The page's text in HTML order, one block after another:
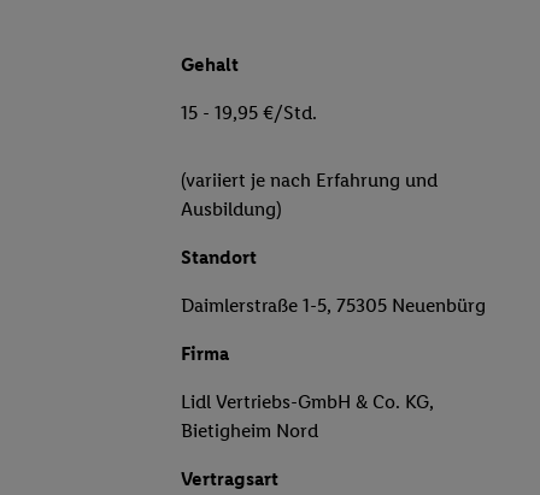
Gehalt
15 - 19,95 €/Std.
(variiert je nach Erfahrung und
Ausbildung)
Standort
Daimlerstraße 1-5, 75305 Neuenbürg
Firma
Lidl Vertriebs-GmbH & Co. KG,
Bietigheim Nord
Vertragsart